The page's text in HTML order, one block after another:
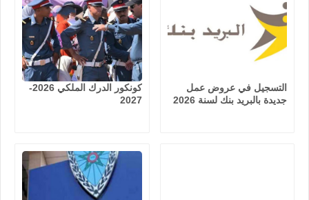
التسجيل في عروض عمل
جديدة بالبريد بنك لسنة 2026
كونكور الدرك الملكي 2026-
2027